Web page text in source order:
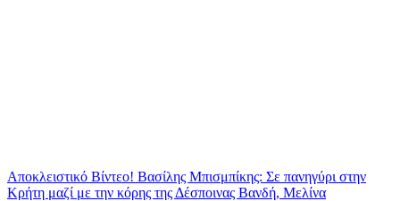
Αποκλειστικό Βίντεο! Βασίλης Μπισμπίκης: Σε πανηγύρι στην
Κρήτη μαζί με την κόρης της Δέσποινας Βανδή, Μελίνα